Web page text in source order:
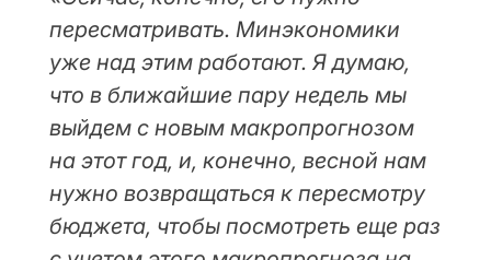
пересматривать. Минэкономики
уже над этим работают. Я думаю,
что в ближайшие пару недель мы
выйдем с новым макропрогнозом
на этот год, и, конечно, весной нам
нужно возвращаться к пересмотру
бюджета, чтобы посмотреть еще раз